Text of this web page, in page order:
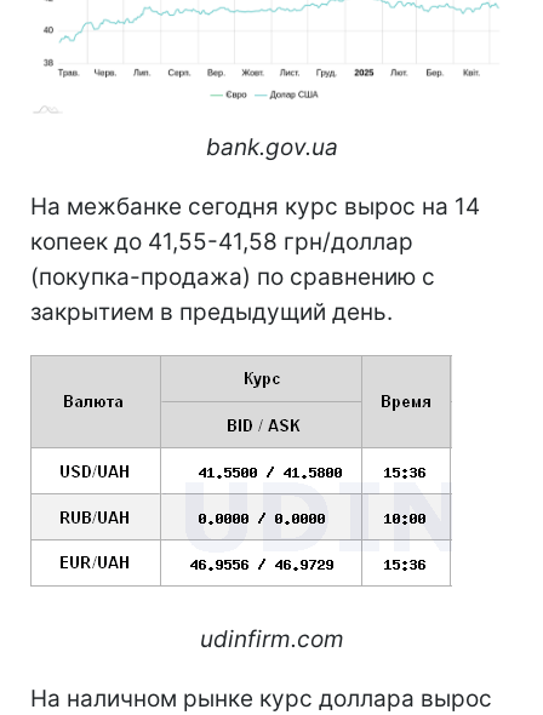
bank.gov.ua
На межбанке сегодня курс вырос на 14
копеек до 41,55-41,58 грн/доллар
(покупка-продажа) по сравнению с
закрытием в предыдущий день.
udinfirm.com
На наличном рынке курс доллара вырос